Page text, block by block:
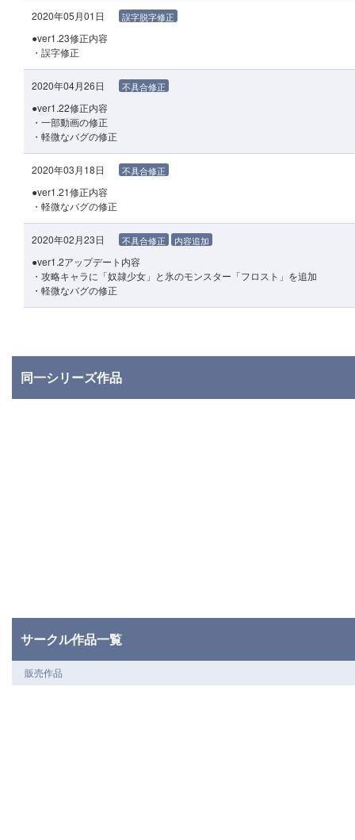
2020年05月01日 誤字脱字修正
●ver1.23修正内容
・誤字修正
2020年04月26日 不具合修正
●ver1.22修正内容
・一部動画の修正
・軽微なバグの修正
2020年03月18日 不具合修正
●ver1.21修正内容
・軽微なバグの修正
2020年02月23日 不具合修正 内容追加
●ver1.2アップデート内容
・攻略キャラに「奴隷少女」と氷のモンスター「フロスト」を追加
・軽微なバグの修正
同一シリーズ作品
サークル作品一覧
販売作品